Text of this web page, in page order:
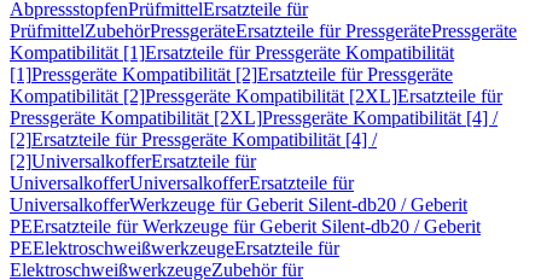
AbpressstopfenPrüfmittelErsatzteile für
PrüfmittelZubehörPressgeräteErsatzteile für PressgerätePressgeräte
Kompatibilität [1]Ersatzteile für Pressgeräte Kompatibilität
[1]Pressgeräte Kompatibilität [2]Ersatzteile für Pressgeräte
Kompatibilität [2]Pressgeräte Kompatibilität [2XL]Ersatzteile für
Pressgeräte Kompatibilität [2XL]Pressgeräte Kompatibilität [4] /
[2]Ersatzteile für Pressgeräte Kompatibilität [4] /
[2]UniversalkofferErsatzteile für
UniversalkofferUniversalkofferErsatzteile für
UniversalkofferWerkzeuge für Geberit Silent-db20 / Geberit
PEErsatzteile für Werkzeuge für Geberit Silent-db20 / Geberit
PEElektroschweißwerkzeugeErsatzteile für
ElektroschweißwerkzeugeZubehör für